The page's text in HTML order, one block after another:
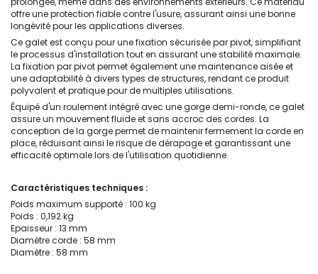
offre une protection fiable contre l'usure, assurant ainsi une bonne
longévité pour les applications diverses.
Ce galet est conçu pour une fixation sécurisée par pivot, simplifiant
le processus d'installation tout en assurant une stabilité maximale.
La fixation par pivot permet également une maintenance aisée et
une adaptabilité à divers types de structures, rendant ce produit
polyvalent et pratique pour de multiples utilisations.
Équipé d'un roulement intégré avec une gorge demi-ronde, ce galet
assure un mouvement fluide et sans accroc des cordes. La
conception de la gorge permet de maintenir fermement la corde en
place, réduisant ainsi le risque de dérapage et garantissant une
efficacité optimale lors de l'utilisation quotidienne.
Caractéristiques techniques :
Poids maximum supporté : 100 kg
Poids : 0,192 kg
Epaisseur : 13 mm
Diamètre corde : 58 mm
Diamètre : 58 mm